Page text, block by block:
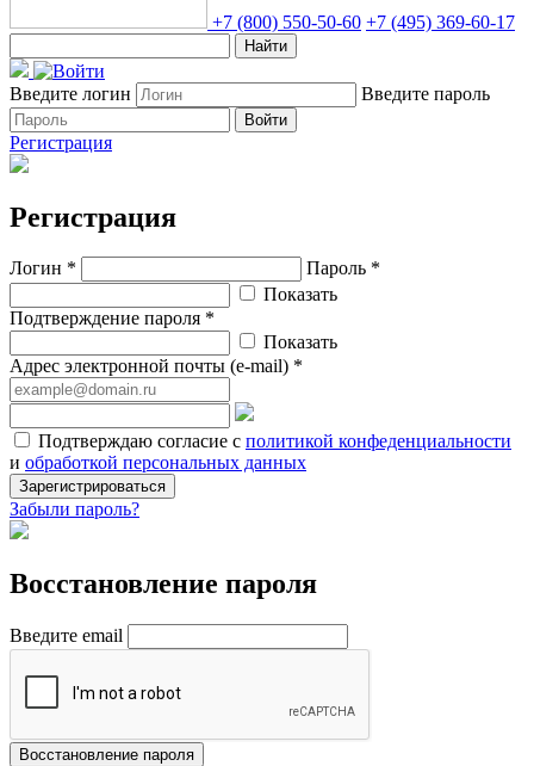
+7 (800) 550-50-60 +7 (495) 369-60-17
Найти
Введите логин Введите пароль
Войти
Регистрация
Регистрация
Логин *
Пароль *
Показать
Подтверждение пароля *
Показать
Адрес электронной почты (e-mail) *
Подтверждаю согласие с политикой конфеденциальности
и обработкой персональных данных
Зарегистрироваться
Забыли пароль?
Восстановление пароля
Введите email
Восстановление пароля